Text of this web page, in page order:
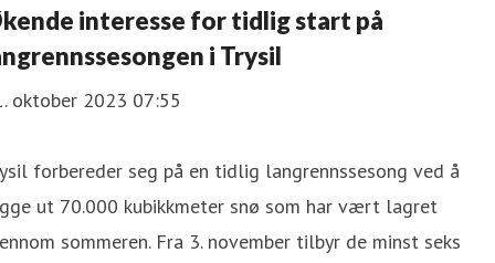
interesse for tidlig start på
i Trysil
oktober 2023 07:55
forbereder seg på en tidlig langrennssesong ved å
ut 70.000 kubikkmeter snø som har vært lagret
sommeren. Fra 3. november tilbyr de minst seks